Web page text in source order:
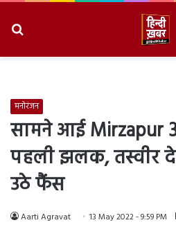
मनोरंजन
सामने आई Mirzapur
पहली झलक, तस्वीर
उठे फैंस
Aarti Agravat 13 May 2022 - 9:59 PM